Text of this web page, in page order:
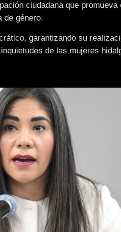
ciudadana que
de género.
garantizando su
de las mujeres